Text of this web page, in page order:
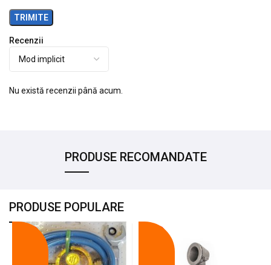
Recenzii
Nu există recenzii până acum.
PRODUSE RECOMANDATE
PRODUSE POPULARE